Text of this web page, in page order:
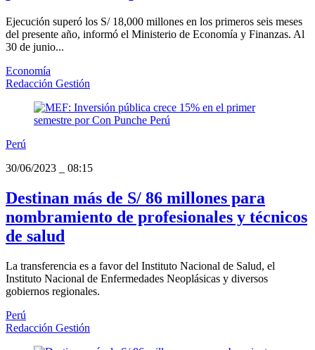
Ejecución superó los S/ 18,000 millones en los primeros seis meses
del presente año, informó el Ministerio de Economía y Finanzas. Al
30 de junio...
Economía
Redacción Gestión
Perú
30/06/2023
08:15
Destinan más de S/ 86 millones para
nombramiento de profesionales y técnicos
de salud
La transferencia es a favor del Instituto Nacional de Salud, el
Instituto Nacional de Enfermedades Neoplásicas y diversos
gobiernos regionales.
Perú
Redacción Gestión